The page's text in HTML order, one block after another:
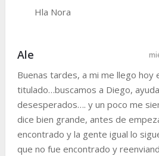
Hla Nora
Ale
Buenas tardes, a mi me llego hoy
titulado…buscamos a Diego,
desesperados…. y un poco me
dice bien grande, antes de
encontrado y la gente igual lo
que no fue encontrado y